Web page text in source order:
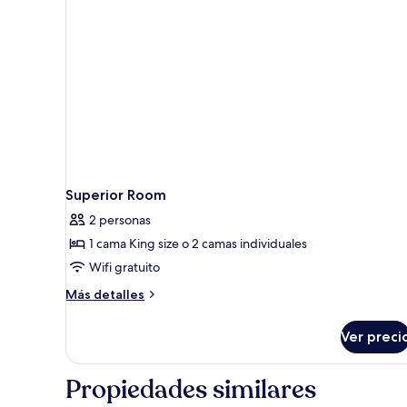
Superior Room
2 personas
1 cama King size o 2 camas individuales
Wifi gratuito
Más detalles
Más
Room
Ver
Propiedades similares